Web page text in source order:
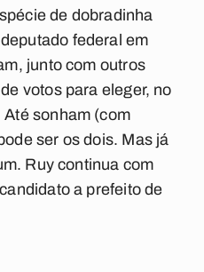
de dobradinha
federal em
junto com outros
votos para eleger, no
sonham (com
ser os dois. Mas já
Ruy continua com
a prefeito de